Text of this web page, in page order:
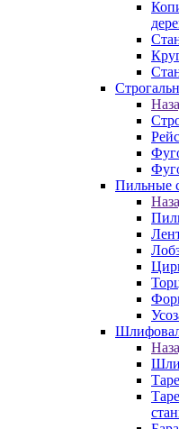
Пильные